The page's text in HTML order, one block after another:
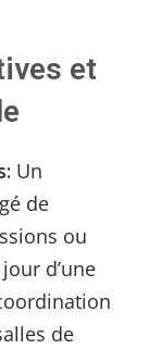
et
Un
de
ou
d’une
de